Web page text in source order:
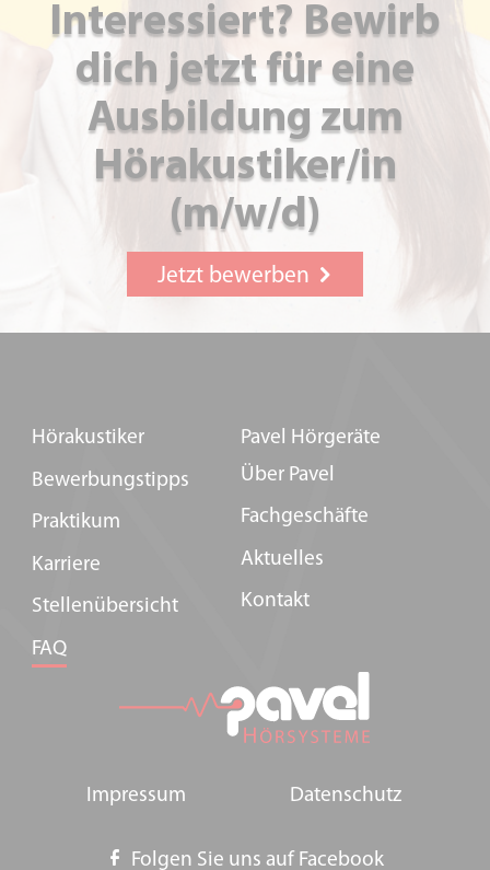
Interessiert? Bewirb
dich jetzt für eine
Ausbildung zum
Hörakustiker/in
(m/w/d)
Jetzt bewerben
Hörakustiker
Bewerbungstipps
Praktikum
Karriere
Stellenübersicht
FAQ
Pavel Hörgeräte
Über Pavel
Fachgeschäfte
Aktuelles
Kontakt
Impressum Datenschutz
Folgen Sie uns auf Facebook